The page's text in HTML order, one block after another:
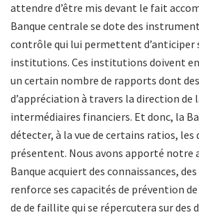
attendre d’être mis devant le fait
Banque centrale se dote des
contrôle qui lui permettent d’anticiper
institutions. Ces institutions doivent
un certain nombre de rapports dont
d’appréciation à travers la direction de
intermédiaires financiers. Et donc, la
détecter, à la vue de certains ratios, les
présentent. Nous avons apporté notre
Banque acquiert des connaissances,
renforce ses capacités de prévention
de de faillite qui se répercutera sur des